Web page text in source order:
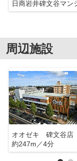
周辺施設
オオゼキ 碑文谷店
約247m／4分